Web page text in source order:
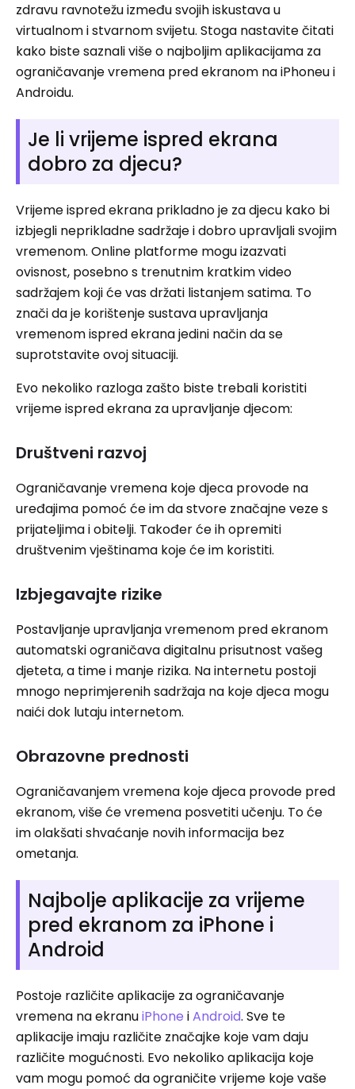
zdravu ravnotežu između svojih iskustava u
virtualnom i stvarnom svijetu. Stoga nastavite čitati
kako biste saznali više o najboljim aplikacijama za
ograničavanje vremena pred ekranom na iPhoneu i
Androidu.
Je li vrijeme ispred ekrana
dobro za djecu?
Vrijeme ispred ekrana prikladno je za djecu kako bi
izbjegli neprikladne sadržaje i dobro upravljali svojim
vremenom. Online platforme mogu izazvati
ovisnost, posebno s trenutnim kratkim video
sadržajem koji će vas držati listanjem satima. To
znači da je korištenje sustava upravljanja
vremenom ispred ekrana jedini način da se
suprotstavite ovoj situaciji.
Evo nekoliko razloga zašto biste trebali koristiti
vrijeme ispred ekrana za upravljanje djecom:
Društveni razvoj
Ograničavanje vremena koje djeca provode na
uređajima pomoć će im da stvore značajne veze s
prijateljima i obitelji. Također će ih opremiti
društvenim vještinama koje će im koristiti.
Izbjegavajte rizike
Postavljanje upravljanja vremenom pred ekranom
automatski ograničava digitalnu prisutnost vašeg
djeteta, a time i manje rizika. Na internetu postoji
mnogo neprimjerenih sadržaja na koje djeca mogu
naići dok lutaju internetom.
Obrazovne prednosti
Ograničavanjem vremena koje djeca provode pred
ekranom, više će vremena posvetiti učenju. To će
im olakšati shvaćanje novih informacija bez
ometanja.
Najbolje aplikacije za vrijeme
pred ekranom za iPhone i
Android
Postoje različite aplikacije za ograničavanje
vremena na ekranuiPhone iAndroid. Sve te
aplikacije imaju različite značajke koje vam daju
različite mogućnosti. Evo nekoliko aplikacija koje
vam mogu pomoć da ograničite vrijeme koje vaše